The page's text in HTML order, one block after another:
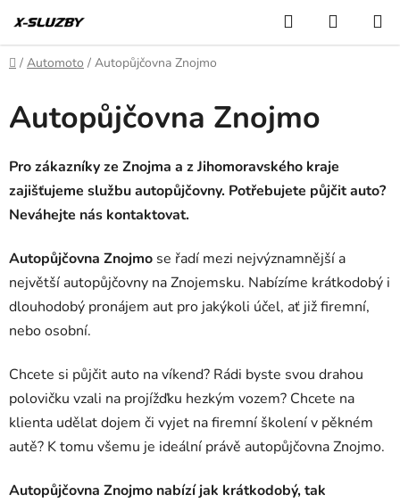
na
obsah
Hledat
KOŠÍK
Domů
/ Automoto / Autopůjčovna Znojmo
Autopůjčovna Znojmo
Pro zákazníky ze Znojma a z Jihomoravského kraje
zajišťujeme službu autopůjčovny. Potřebujete půjčit auto?
Neváhejte nás kontaktovat.
Autopůjčovna Znojmo se řadí mezi nejvýznamnější a
největší autopůjčovny na Znojemsku. Nabízíme krátkodobý i
dlouhodobý pronájem aut pro jakýkoli účel, ať již firemní,
nebo osobní.
Chcete si půjčit auto na víkend? Rádi byste svou drahou
polovičku vzali na projížďku hezkým vozem? Chcete na
klienta udělat dojem či vyjet na firemní školení v pěkném
autě? K tomu všemu je ideální právě autopůjčovna Znojmo.
Autopůjčovna Znojmo nabízí jak krátkodobý, tak